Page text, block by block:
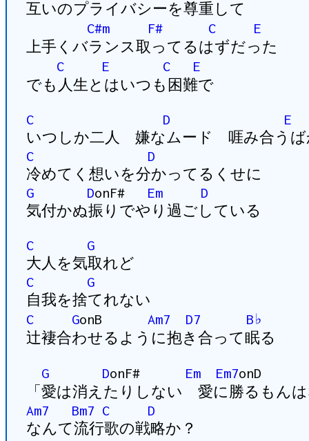
互いのプライバシーを尊重して
C#m
F# C
E
上手くバランス取ってるはずだった
C
E C
E
でも人生とはいつも困難で
C D
E
いつしか二人 嫌なムード 啀み合うば
C
D
冷めてく想いを分かってるくせに
G
DonF# Em
D
気付かぬ振りでやり過ごしている
C
G
大人を気取れど
C
G
自我を捨てれない
C
GonB Am7 D7
B♭
辻褄合わせるように抱き合って眠る
G DonF# Em Em7onD
「愛は消えたりしない 愛に勝るもん
Am7
Bm7 C
D
なんて流行歌の戦略か？